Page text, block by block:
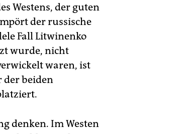
Westens, der guten
der russische
Fall Litwinenko
wurde, nicht
waren, ist
beiden
denken. Im Westen